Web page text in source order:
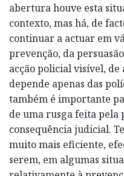
abertura houve esta
contexto, mas há, de
continuar a actuar em
prevenção, da
acção policial visível, de
depende apenas das
também é importante
de uma rusga feita pela
consequência judicial.
muito mais eficiente,
serem, em algumas